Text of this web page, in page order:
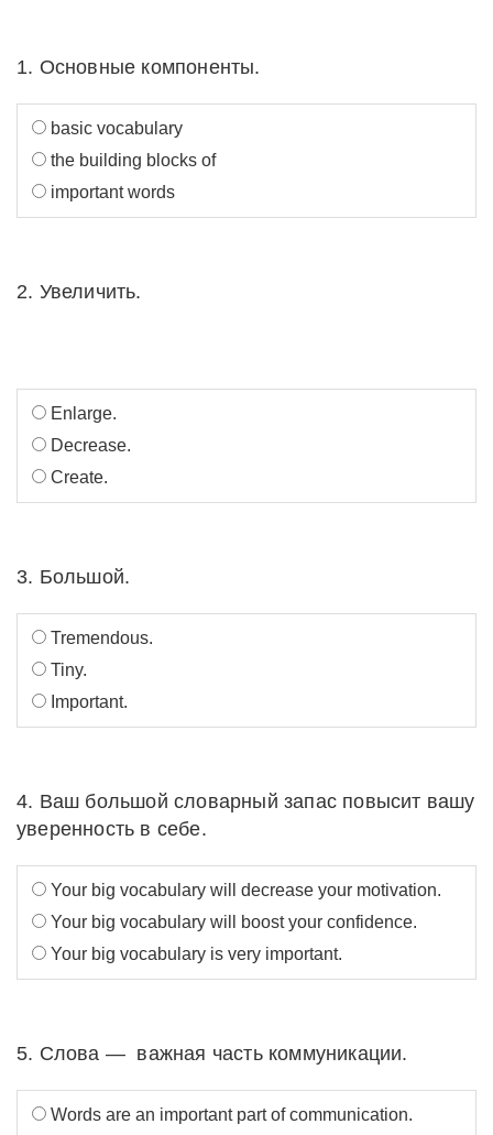
1. Основные компоненты.
basic vocabulary
the building blocks of
important words
2. Увеличить.
Enlarge.
Decrease.
Create.
3. Большой.
Tremendous.
Tiny.
Important.
4. Ваш большой словарный запас повысит вашу
уверенность в себе.
Your big vocabulary will decrease your motivation.
Your big vocabulary will boost your confidence.
Your big vocabulary is very important.
5. Слова — важная часть коммуникации.
Words are an important part of communication.